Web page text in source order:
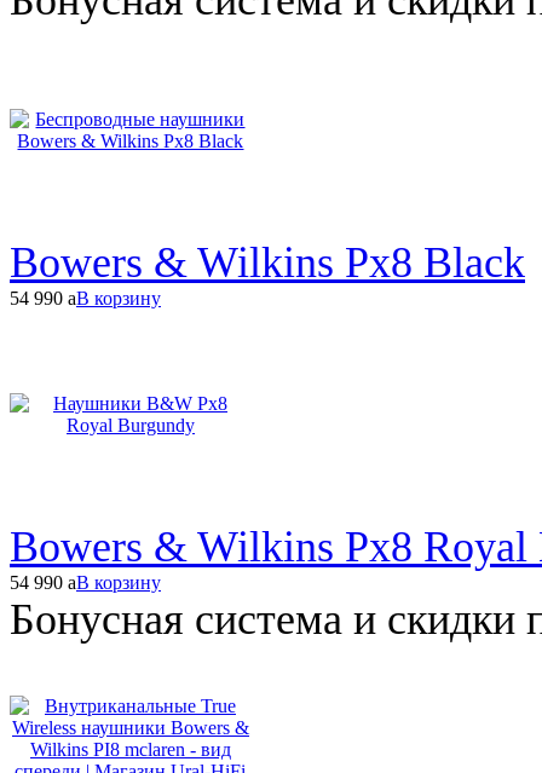
Bowers & Wilkins Px8 Black
54 990 aВ корзину
Bowers & Wilkins Px8 Royal
54 990 aВ корзину
Бонусная система и скидки